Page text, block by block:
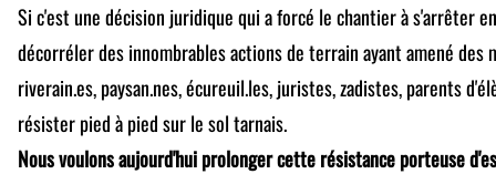
Si c'est une décision juridique qui a forcé le chantier à s'arrêter
décorréler des innombrables actions de terrain ayant amené des
riverain.es, paysan.nes, écureuil.les, juristes, zadistes, parents
résister pied à pied sur le sol tarnais.
Nous voulons aujourd'hui prolonger cette résistance porteuse